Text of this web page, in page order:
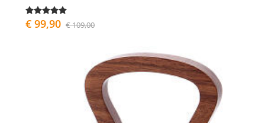
€ 99,90 € 109,00